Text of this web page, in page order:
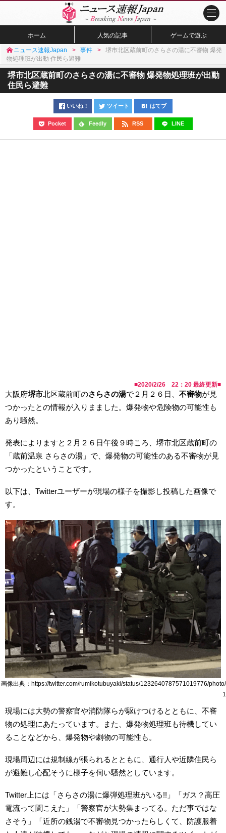
ホーム 人気の記事 ゲームで遊ぶ
ニュース速報Japan 事件
堺市北区蔵前町のさらさの湯に不審物 爆発
物処理班が出動 住民ら避難
堺市北区蔵前町のさらさの湯に不審物 爆発物処理班が出動
住民ら避難
いいね！ ツイート はてブ
Pocket Feedly RSS LINE
■2020/2/26 22：20 最終更新■
大阪府堺市北区蔵前町のさらさの湯で２月２６日、 不審物が見
つかったとの情報が入りまました。爆発物や危険物の可能性も
あり騒然。
発表によりますと２月２６日午後９時ころ、堺市北区蔵前町の
「蔵前温泉 さらさの湯」で、爆発物の可能性のある不審物が見
つかったということです。
以下は、Twitterユーザーが現場の様子を撮影し投稿した画像で
す。
画像出典：https://twitter.com/rumikotubuyaki/status/1232640787571019776/photo/
1
現場には大勢の警察官や消防隊らが駆けつけるとともに、不審
物の処理にあたっています。また、爆発物処理班も待機してい
ることなどから、爆発物や劇物の可能性も。
現場周辺には規制線が張られるとともに、通行人や近隣住民ら
が避難し心配そうに様子を伺い騒然としています。
Twitter上には「さらさの湯に爆弾処理班がいる!!」「ガス？高圧
電流って聞こえた」「警察官が大勢集まってる。ただ事ではな
さそう」「近所の銭湯で不審物見つかったらしくて、防護服着